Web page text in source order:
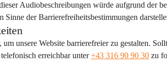
Audiobeschreibungen würde aufgrund der
der Barrierefreiheitsbestimmungen
unsere Website barrierefreier zu gestalten.
erreichbar unter +43 316 90 90 30 zu